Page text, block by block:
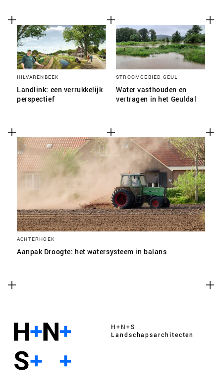
HILVARENBEEK
Landlink: een verrukkelijk
perspectief
STROOMGEBIED GEUL
Water vasthouden en
vertragen in het Geuldal
ACHTERHOEK
Aanpak Droogte: het watersysteem in balans
H+N+S
Landschaps­architecten